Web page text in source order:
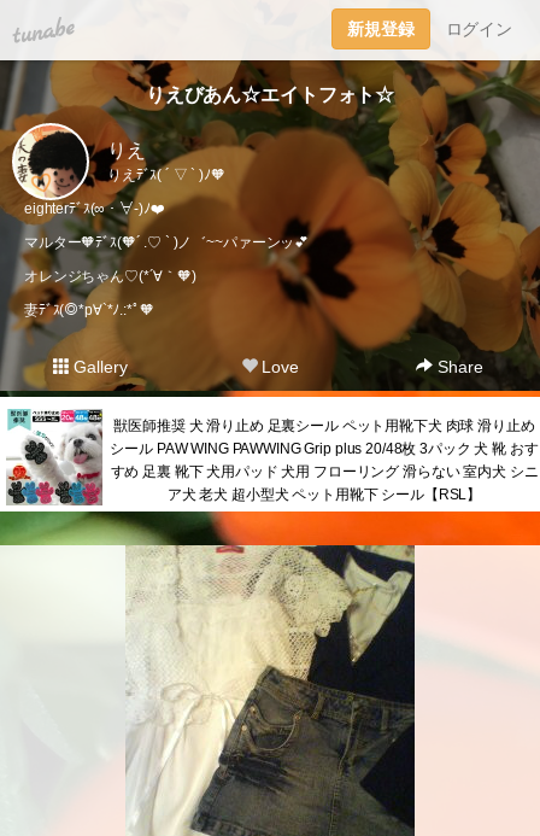
tuna.be 新規登録 ログイン
りえびあん☆エイトフォト☆
りえ
りえﾃﾞｽ( ´ ▽ ` )ﾉ🧡
eighterﾃﾞｽ(∞・∀-)ﾉ❤️
マルター🧡ﾃﾞｽ(🧡´ .♡ ` )ノ゛~~パァーンッ💕
オレンジちゃん♡(*´∀｀🧡)
妻ﾃﾞｽ(◎*p∀`*ﾉ.:*ﾟ🧡
Gallery Love Share
獣医師推奨 犬 滑り止め 足裏シール ペット用靴下犬 肉球 滑り止め
シール PAW WING PAWWING Grip plus 20/48枚 3パック 犬 靴 おす
すめ 足裏 靴下 犬用パッド 犬用 フローリング 滑らない 室内犬 シニ
ア犬 老犬 超小型犬 ペット用靴下 シール【RSL】